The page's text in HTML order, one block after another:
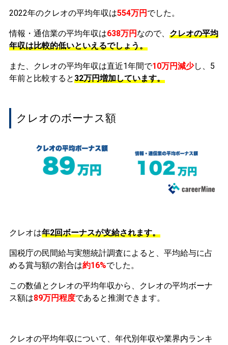
2022年のクレオの平均年収は554万円 でした。
情報・通信業の平均年収は638万円 なので、 クレオの平均
年収は比較的低いといえるでしょう。
また、クレオの平均年収は直近1年間で10万円減少し、5
年前と比較すると32万円増加しています。
クレオのボーナス額
クレオは年2回ボーナスが支給されます。
国税庁の民間給与実態統計調査によると、平均給与に占
める賞与額の割合は約16%でした。
この数値とクレオの平均年収から、クレオの平均ボーナ
ス額は89万円程度であると推測できます。
クレオの平均年収について、年代別年収や業界内ランキ